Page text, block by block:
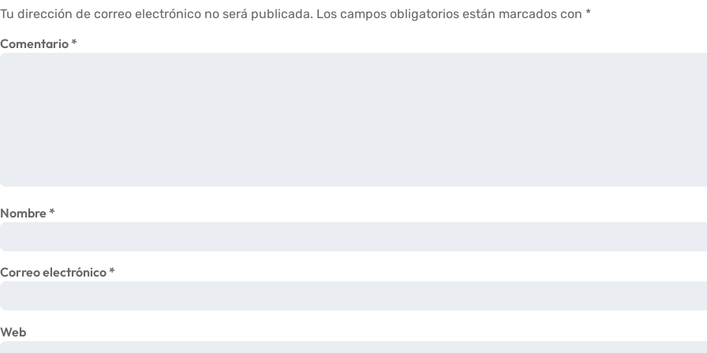
Tu dirección de correo electrónico no será publicada. Los campos obligatorios están marcados con *
Comentario*
Nombre*
Correo electrónico*
Web